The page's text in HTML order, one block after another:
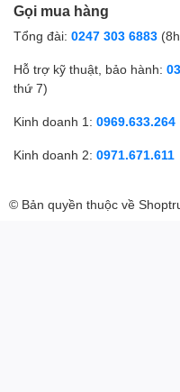
Gọi mua hàng
Tổng đài: 0247 303 6883
Hỗ trợ kỹ thuật, bảo hành:
thứ 7)
Kinh doanh 1: 0969.633.264
Kinh doanh 2: 0971.671.611
© Bản quyền thuộc về